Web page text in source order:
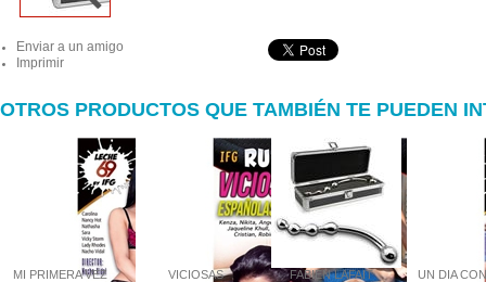
Enviar a un amigo
Imprimir
OTROS PRODUCTOS QUE TAMBIÉN TE PUEDEN
MI PRIMERA VEZ
VICIOSAS
FABIEN LAFAIT
UN DIA